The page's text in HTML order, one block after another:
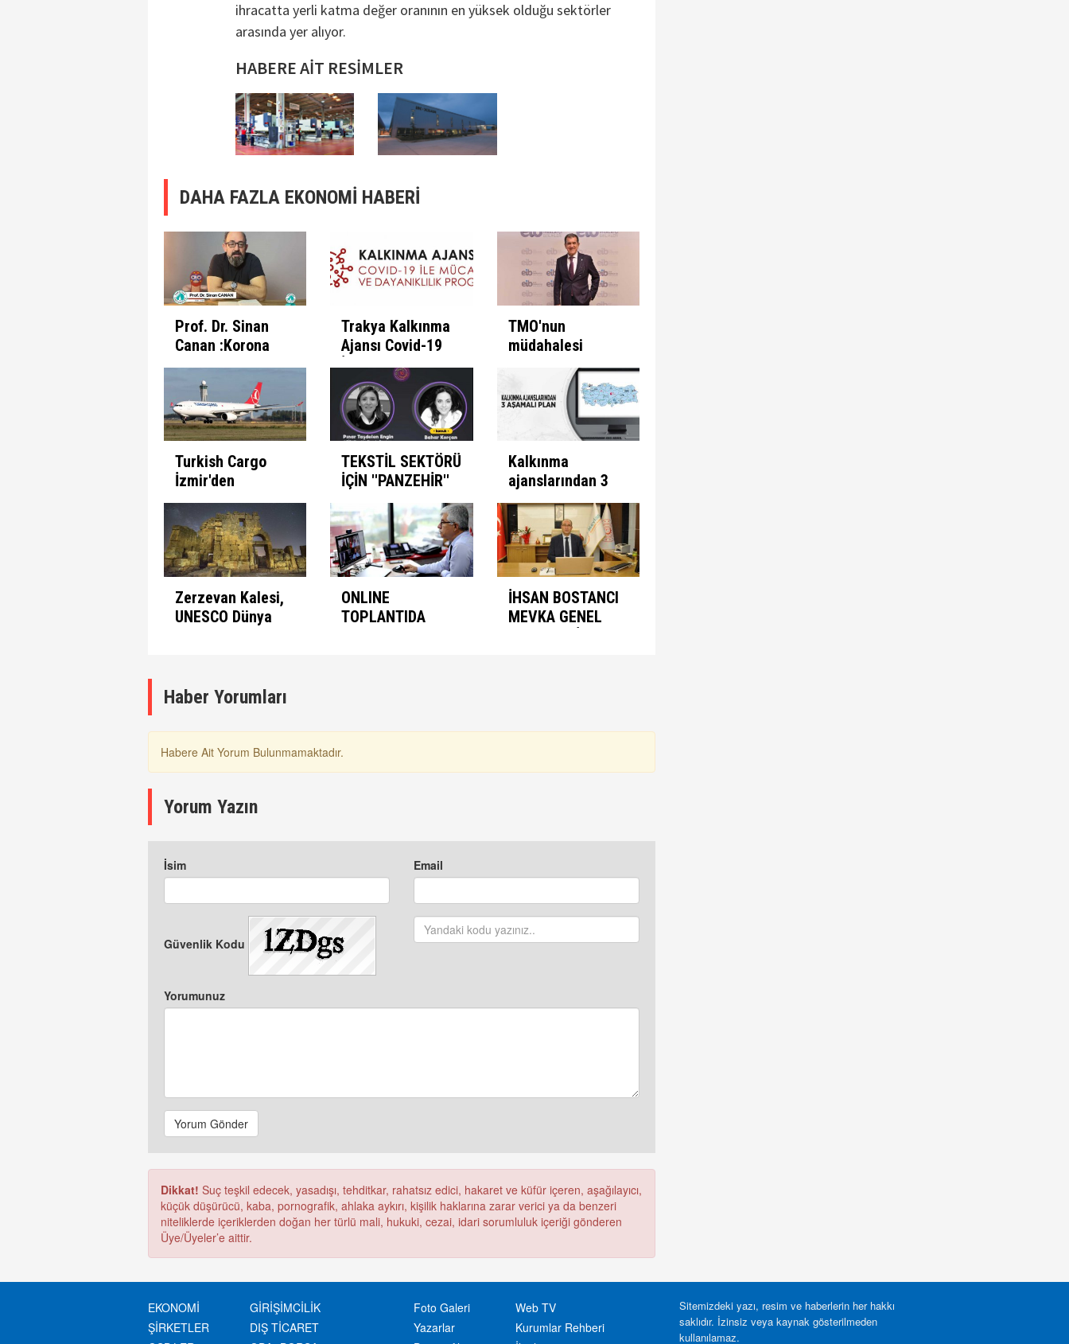
ihracatta yerli katma değer oranının en yüksek olduğu sektörler
arasında yer alıyor.
HABERE AİT RESİMLER
DAHA FAZLA EKONOMİ HABERİ
Prof. Dr. Sinan
Canan :Korona
Günlerinde
İnsanın Fabrika
Ayarları
Trakya Kalkınma
Ajansı Covid-19
İle Mücadele
Programını İlan
Etti
TMO'nun
müdahalesi
kazandırıyor
Turkish Cargo
İzmir'den
seferlerine
başlıyor
TEKSTİL SEKTÖRÜ
İÇİN ''PANZEHİR''
BULUNDU
Kalkınma
ajanslarından 3
aşamalı plan
Zerzevan Kalesi,
UNESCO Dünya
ONLINE
TOPLANTIDA
İHSAN BOSTANCI
MEVKA GENEL
Haber Yorumları
Habere Ait Yorum Bulunmamaktadır.
Yorum Yazın
İsim Email
Güvenlik Kodu
Yorumunuz
Yorum Gönder
Dikkat! Suç teşkil edecek, yasadışı, tehditkar, rahatsız edici, hakaret ve küfür içeren, aşağılayıcı,
küçük düşürücü, kaba, pornografik, ahlaka aykırı, kişilik haklarına zarar verici ya da benzeri
niteliklerde içeriklerden doğan her türlü mali, hukuki, cezai, idari sorumluluk içeriği gönderen
Üye/Üyeler’e aittir.
EKONOMİ
GİRİŞİMCİLİK
ŞİRKETLER
DIŞ TİCARET
Foto Galeri
Web TV
Yazarlar
Kurumlar Rehberi
Sitemizdeki yazı, resim ve haberlerin her hakkı
saklıdır. İzinsiz veya kaynak gösterilmeden
kullanılamaz.